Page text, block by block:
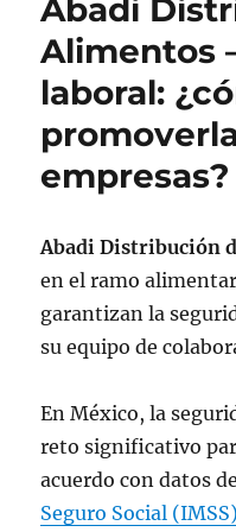
Abadi
Alimentos
laboral:
empresas?
Abadi Distribución
en el ramo
garantizan la
su equipo de
En México, la
reto significativo
acuerdo con datos
Seguro Social (IMSS)